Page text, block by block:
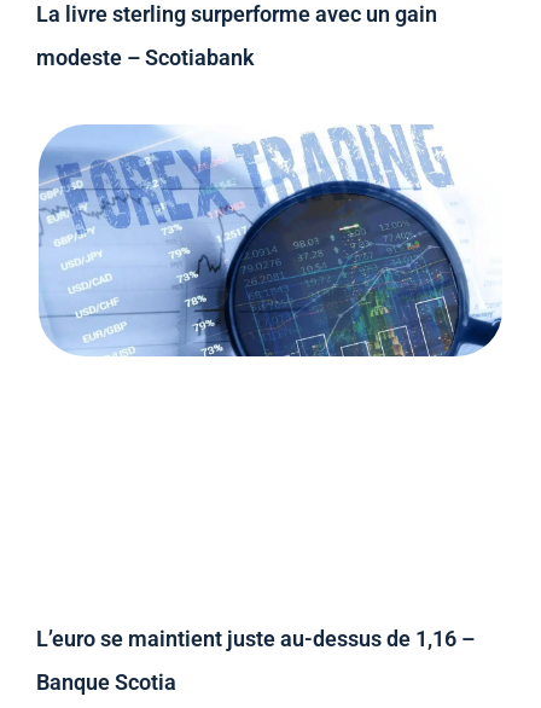
La livre sterling surperforme avec un gain
modeste – Scotiabank
L’euro se maintient juste au-dessus de 1,16 –
Banque Scotia